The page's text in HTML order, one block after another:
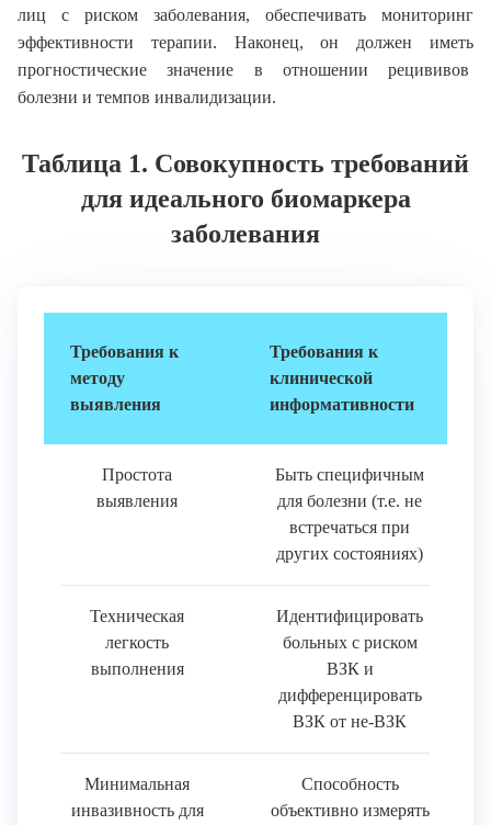
лиц с риском заболевания, обеспечивать мониторинг
эффективности терапии. Наконец, он должен иметь
прогностические значение в отношении рецививов
болезни и темпов инвалидизации.
Таблица 1. Совокупность требований
для идеального биомаркера
заболевания
Требования к
методу
выявления
Требования к
клинической
информативности
Простота
выявления
Быть специфичным
для болезни (т.е. не
встречаться при
других состояниях)
Техническая
легкость
выполнения
Идентифицировать
больных с риском
ВЗК и
дифференцировать
ВЗК от не-ВЗК
Минимальная
инвазивность для
Способность
объективно измерять